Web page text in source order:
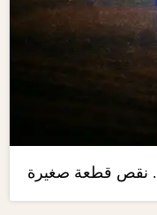
نقص قطعة صغيرة .